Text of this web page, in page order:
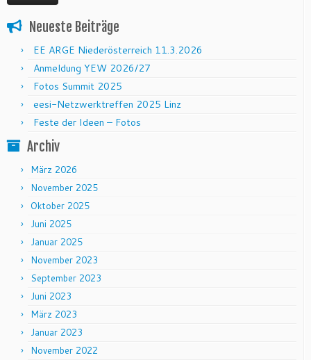
Neueste Beiträge
EE ARGE Niederösterreich 11.3.2026
Anmeldung YEW 2026/27
Fotos Summit 2025
eesi-Netzwerktreffen 2025 Linz
Feste der Ideen – Fotos
Archiv
März 2026
November 2025
Oktober 2025
Juni 2025
Januar 2025
November 2023
September 2023
Juni 2023
März 2023
Januar 2023
November 2022